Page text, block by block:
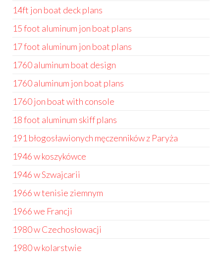
14ft jon boat deck plans
15 foot aluminum jon boat plans
17 foot aluminum jon boat plans
1760 aluminum boat design
1760 aluminum jon boat plans
1760 jon boat with console
18 foot aluminum skiff plans
191 błogosławionych męczenników z Paryża
1946 w koszykówce
1946 w Szwajcarii
1966 w tenisie ziemnym
1966 we Francji
1980 w Czechosłowacji
1980 w kolarstwie